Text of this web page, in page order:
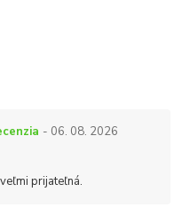
- 06. 08. 2026
prijateľná.